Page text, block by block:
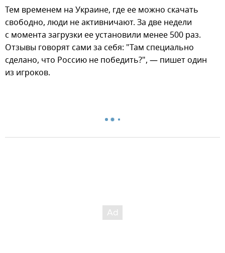
Тем временем на Украине, где ее можно скачать
свободно, люди не активничают. За две недели
с момента загрузки ее установили менее 500 раз.
Отзывы говорят сами за себя: "Там специально
сделано, что Россию не победить?", — пишет один
из игроков.